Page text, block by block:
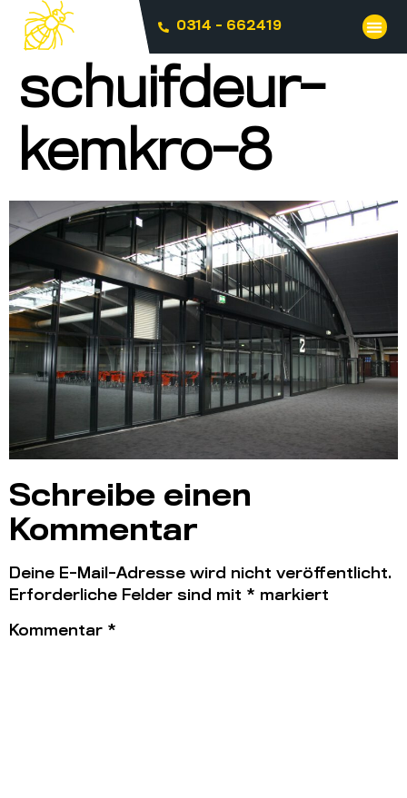
0314 - 662419
schuifdeur-
kemkro-8
Schreibe einen
Kommentar
Deine E-Mail-Adresse wird nicht veröffentlicht.
Erforderliche Felder sind mit * markiert
Kommentar *